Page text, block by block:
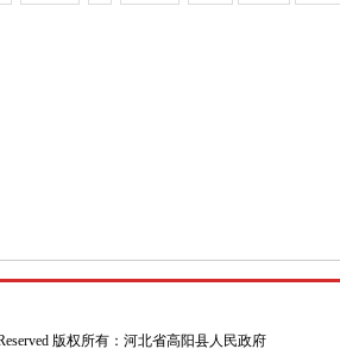
版权所有：河北省高阳县人民政府